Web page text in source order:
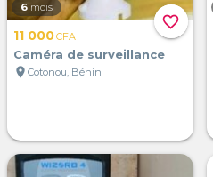
favorite_border
6 mois
11 000CFA
Caméra de surveillance
location_on Cotonou, Bénin